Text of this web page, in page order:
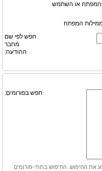
המפתח או השתמש
המפתח
חפש לפי שם
מחבר
ההודעה:
חפש בפורומים:
את החיפוש. החיפוש בתתי-פורומים